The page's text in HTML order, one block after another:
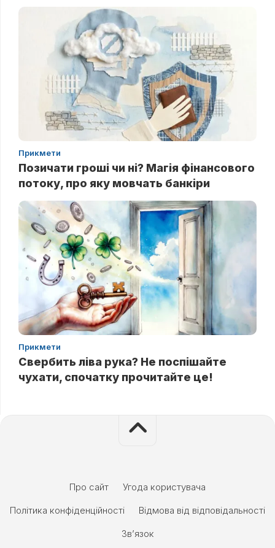
Прикмети
Позичати гроші чи ні? Магія фінансового
потоку, про яку мовчать банкіри
Прикмети
Свербить ліва рука? Не поспішайте
чухати, спочатку прочитайте це!
Про сайт
Угода користувача
Політика конфіденційності
Відмова від відповідальності
Зв’язок